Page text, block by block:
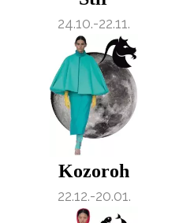
24.10.-22.11.
Kozoroh
22.12.-20.01.